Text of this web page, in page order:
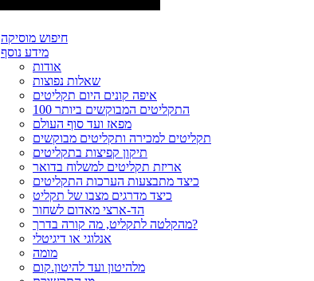
חיפוש מוסיקה
מידע נוסף
אודות
שאלות נפוצות
איפה קונים היום תקליטים
100 התקליטים המבוקשים ביותר
מפאז ועד סוף העולם
תקליטים למכירה ותקליטים מבוקשים
תיקון קפיצות בתקליטים
אריזת תקליטים למשלוח בדואר
כיצד מתבצעות הערכות התקליטים
כיצד מדרגים מצבו של תקליט
הד-ארצי מאדום לשחור
מהקלטה לתקליט, מה קורה בדרך?
אנלוגי או דיגיטלי
מומה
מלהיטון ועד להיטון.קום